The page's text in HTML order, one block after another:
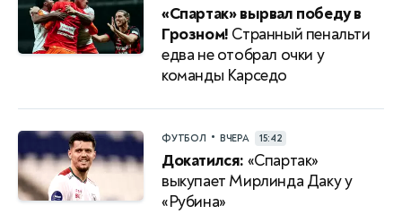
«Спартак» вырвал победу в
Грозном! Странный пенальти
едва не отобрал очки у
команды Карседо
ФУТБОЛ • ВЧЕРА 15:42
Докатился: «Спартак»
выкупает Мирлинда Даку у
«Рубина»